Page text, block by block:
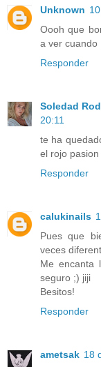
Unknown
Oooh que
a ver cuando
Responder
Soledad
20:11
te ha
el rojo
Responder
calukinails
Pues que
veces
Me encanta
seguro ;) jiji
Besitos!
Responder
ametsak 18